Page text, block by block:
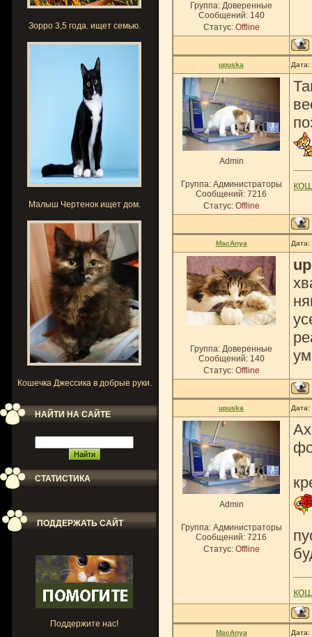
Зорро 3,5 года. ищет семью.
Малыш Чертенок ищет дом.
Кошечка Джессика в добрые руки.
НАЙТИ НА САЙТЕ
СТАТИСТИКА
ПОДДЕРЖАТЬ САЙТ
Поддержите нас!
Группа: Доверенные
Сообщений: 140
Статус: Offline
upuska
Admin
Группа: Администраторы
Сообщений: 7216
Статус: Offline
MacAnya
Группа: Доверенные
Сообщений: 140
Статус: Offline
upuska
Admin
Группа: Администраторы
Сообщений: 7216
Статус: Offline
MacAnya